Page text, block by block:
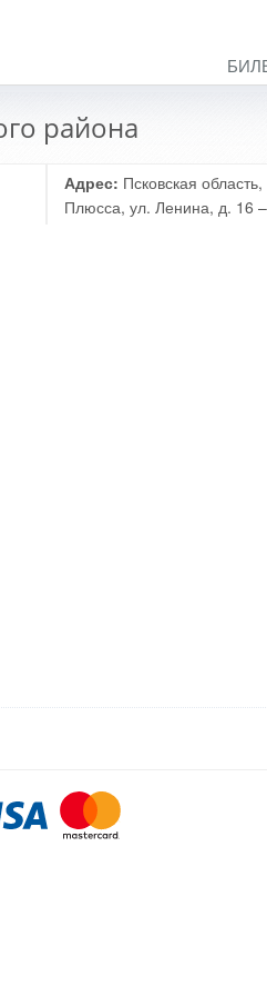
района
Адрес: Псковская область,
Плюсса, ул. Ленина, д. 16